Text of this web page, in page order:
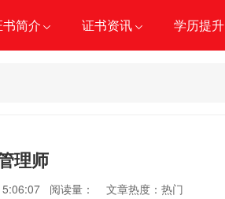
简介 证书资讯 学历提升
理师
阅读量： 文章热度：热门